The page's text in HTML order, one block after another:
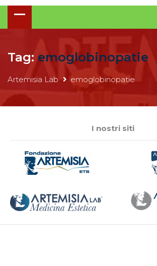
Tag:emoglobinopatie
Artemisia Lab emoglobinopatie
I nostri siti